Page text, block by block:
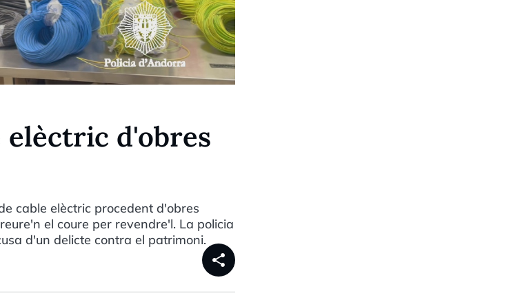
elèctric d'obres
cable elèctric procedent d'obres
el coure per revendre'l. La policia
d'un delicte contra el patrimoni.
share